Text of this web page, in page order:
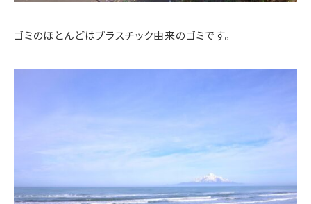
ゴミのほとんどはプラスチック由来のゴミです。